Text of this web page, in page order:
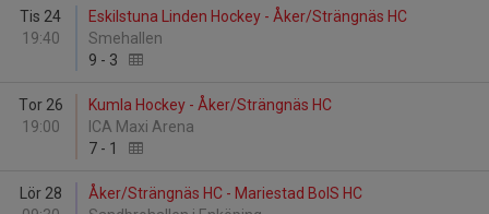
Tis 24
19:40
Eskilstuna Linden Hockey - Åker/Strängnäs HC
Smehallen
9 - 3
Tor 26
19:00
Kumla Hockey - Åker/Strängnäs HC
ICA Maxi Arena
7 - 1
Lör 28
Åker/Strängnäs HC - Mariestad BoIS HC